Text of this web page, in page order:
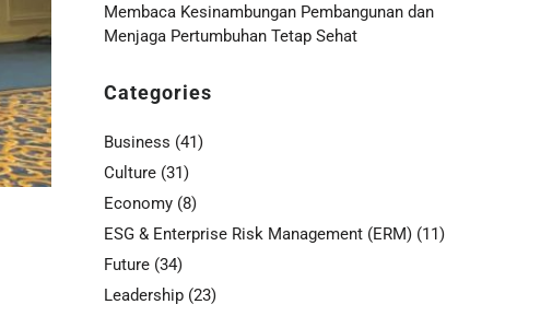
Membaca Kesinambungan Pembangunan dan
Menjaga Pertumbuhan Tetap Sehat
Categories
Business (41)
Culture (31)
Economy (8)
ESG & Enterprise Risk Management (ERM) (11)
Future (34)
Leadership (23)